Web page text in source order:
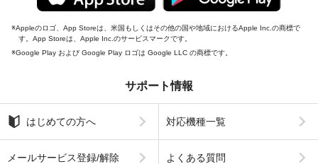
Appleのロゴ、App Storeは、米国もしくはその他の国や地域におけるApple Inc.の商標で
す。App Storeは、Apple Inc.のサービスマークです。
Google Play および Google Play ロゴは Google LLC の商標です。
サポート情報
はじめての方へ 対応機種一覧
メールサービス登録/解除 よくある質問